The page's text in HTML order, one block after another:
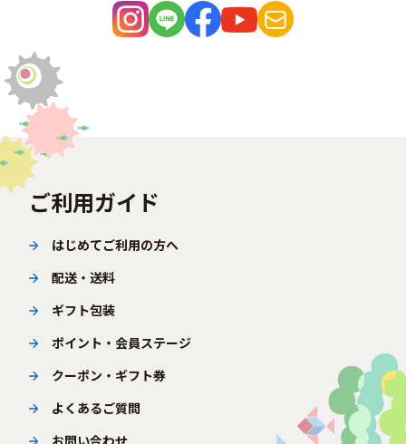
ご利用ガイド
はじめてご利用の方へ
配送・送料
ギフト包装
ポイント・会員ステージ
クーポン・ギフト券
よくあるご質問
お問い合わせ